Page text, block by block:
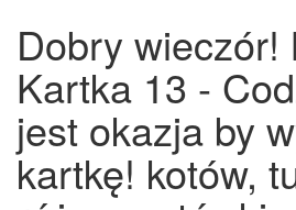
Dobry wieczór!
Kartka 13 -
jest okazja by
kartkę! kotów,